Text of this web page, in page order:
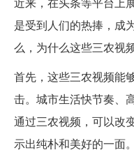
是受到人们的热捧，成
么，为什么这些三农视
首先，这些三农视频能
击。城市生活快节奏、
通过三农视频，可以改
示出纯朴和美好的一面。